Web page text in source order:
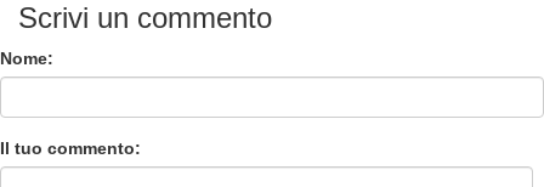
Scrivi un commento
Nome:
Il tuo commento: